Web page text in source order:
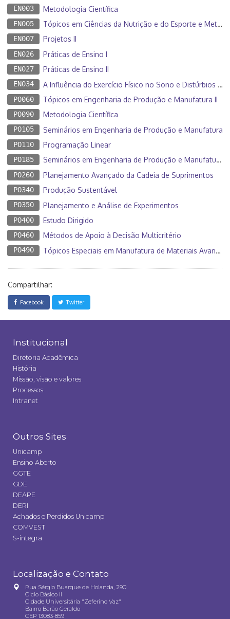
EN003 Metodologia Científica
EN005 Tópicos em Ciências da Nutrição e do Esporte e Metabolismo
EN007 Projetos II
EN026 Práticas de Ensino I
EN027 Práticas de Ensino II
EN034 A Influência do Exercício Físico no Sono e Distúrbios do Sono
PO060 Tópicos em Engenharia de Produção e Manufatura II
PO090 Metodologia Científica
PO105 Seminários em Engenharia de Produção e Manufatura
PO110 Programação Linear
PO185 Seminários em Engenharia de Produção e Manufatura II
PO260 Planejamento Avançado da Cadeia de Suprimentos
PO340 Produção Sustentável
PO350 Planejamento e Análise de Experimentos
PO400 Estudo Dirigido
PO460 Métodos de Apoio à Decisão Multicritério
PO490 Tópicos Especiais em Manufatura de Materiais Avançados I
Compartilhar:
Facebook Twitter
Institucional
Diretoria Acadêmica
História
Missão, visão e valores
Processos
Intranet
Outros Sites
Unicamp
Ensino Aberto
GGTE
GDE
DEAPE
DERI
Achados e Perdidos Unicamp
COMVEST
S-integra
Localização e Contato
Rua Sérgio Buarque de Holanda, 290
Ciclo Básico II
Cidade Universitária "Zeferino Vaz"
Bairro Barão Geraldo
CEP 13083-859